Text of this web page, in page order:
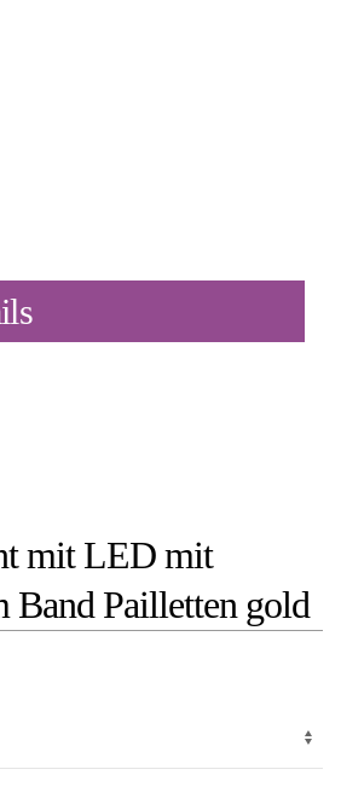
mit LED mit
Band Pailletten gold